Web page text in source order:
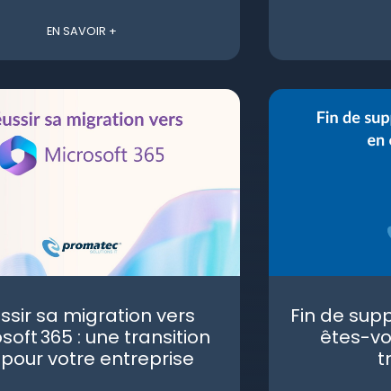
EN SAVOIR +
sa migration vers
365 : une transition
votre entreprise
Fin de
êtes-